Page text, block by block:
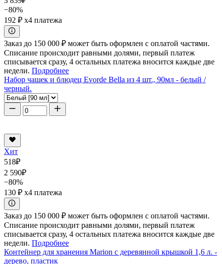
−80%
192 ₽ x4 платежа
Заказ до 150 000 ₽ может быть оформлен с оплатой частями.
Списание происходит равными долями, первый платеж
списывается сразу, 4 остальных платежа вносится каждые две
недели. Подробнее
Набор чашек и блюдец Evorde Bella из 4 шт., 90мл - белый /
черный.
Хит
518₽
2 590₽
−80%
130 ₽ x4 платежа
Заказ до 150 000 ₽ может быть оформлен с оплатой частями.
Списание происходит равными долями, первый платеж
списывается сразу, 4 остальных платежа вносится каждые две
недели. Подробнее
Контейнер для хранения Marion с деревянной крышкой 1,6 л. -
дерево, пластик